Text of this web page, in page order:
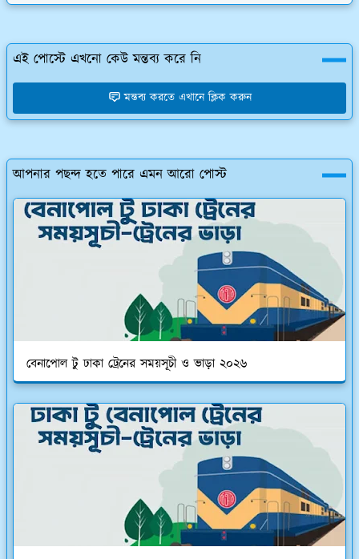
এই পোস্টে এখনো কেউ মন্তব্য করে নি
মন্তব্য করতে এখানে ক্লিক করুন
আপনার পছন্দ হতে পারে এমন আরো পোস্ট
বেনাপোল টু ঢাকা ট্রেনের সময়সূচী ও ভাড়া ২০২৬